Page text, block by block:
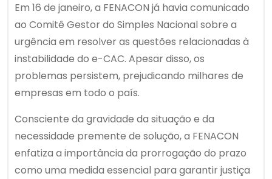
Em 16 de janeiro, a FENACON já havia comunicado
ao Comitê Gestor do Simples Nacional sobre a
urgência em resolver as questões relacionadas à
instabilidade do e-CAC. Apesar disso, os
problemas persistem, prejudicando milhares de
empresas em todo o país.
Consciente da gravidade da situação e da
necessidade premente de solução, a FENACON
enfatiza a importância da prorrogação do prazo
como uma medida essencial para garantir justiça